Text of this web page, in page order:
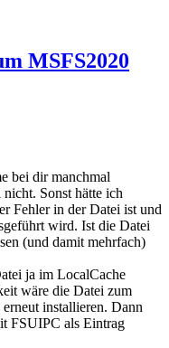
MSFS2020
bei dir manchmal
Sonst hätte ich
Fehler in der Datei ist und
wird. Ist die Datei
(und damit mehrfach)
ja im LocalCache
wäre die Datei zum
installieren. Dann
FSUIPC als Eintrag